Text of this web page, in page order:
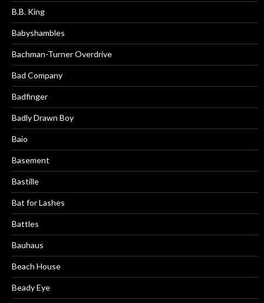
B.B. King
Babyshambles
Bachman-Turner Overdrive
Bad Company
Badfinger
Badly Drawn Boy
Baio
Basement
Bastille
Bat for Lashes
Battles
Bauhaus
Beach House
Beady Eye